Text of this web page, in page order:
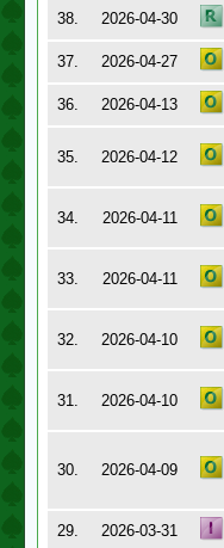
38.
2026-04-30
37.
2026-04-27
36.
2026-04-13
35. 2026-04-12
34. 2026-04-11
33. 2026-04-11
32. 2026-04-10
31. 2026-04-10
30. 2026-04-09
29. 2026-03-31